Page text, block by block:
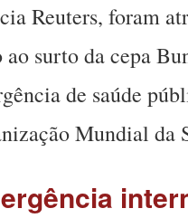
Reuters, foram
ao surto da cepa
de saúde
Mundial da